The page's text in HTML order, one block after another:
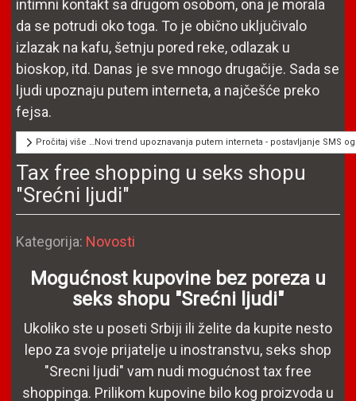
intimni kontakt sa drugom osobom, ona je morala
da se potrudi oko toga. To je obično uključivalo
izlazak na kafu, šetnju pored reke, odlazak u
bioskop, itd. Danas je sve mnogo drugačije. Sada se
ljudi upoznaju putem interneta, a najčešće preko
fejsa.
Pročitaj više …Novi trend upoznavanja putem interneta - postavljanje SMS
Tax free shopping u seks shopu
"Srećni ljudi"
Detalji
Kategorija: Novosti
Mogućnost kupovine bez poreza u
seks shopu "Srećni ljudi"
Ukoliko ste u poseti Srbiji ili želite da kupite nesto
lepo za svoje prijatelje u inostranstvu, seks shop
"Srecni ljudi" vam nudi mogućnost tax free
shoppinga. Prilikom kupovine bilo kog proizvoda u